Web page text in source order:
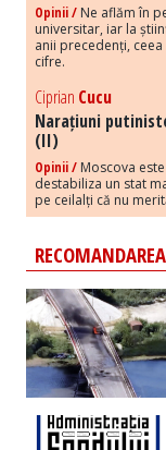
Opinii / Ne aflăm în
universitar, iar la
anii precedenți,
cifre.
Ciprian Cucu
Narațiuni
(II)
Opinii / Moscova
destabiliza un stat
pe ceilalți că nu